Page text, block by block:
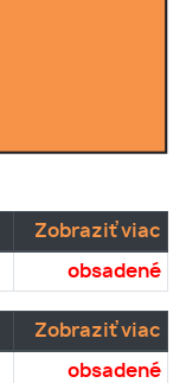
Zobraziť viac
obsadené
Zobraziť viac
obsadené